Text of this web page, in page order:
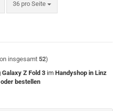
36 pro Seite
pro Seite
insgesamt52)
Galaxy Z Fold 3 im Handyshop in Linz
bestellen